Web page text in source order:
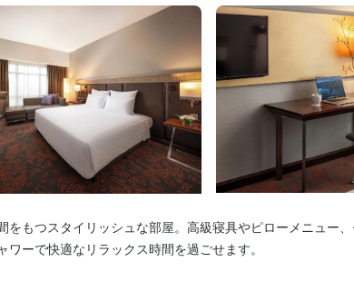
をもつスタイリッシュな部屋。高級寝具やピローメニュー
ワーで快適なリラックス時間を過ごせます。